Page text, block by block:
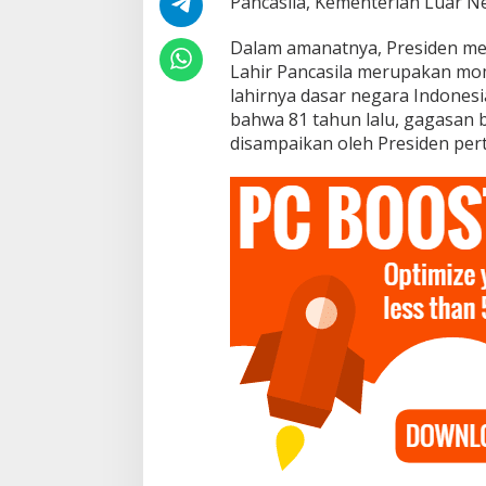
n
a
n
e
a
d
l
a
n
S
Dalam amanatnya, Presiden
Lahir Pancasila merupakan
lahirnya dasar negara
bahwa 81 tahun lalu, gagasan
disampaikan oleh Presiden